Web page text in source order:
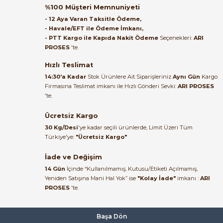
Satıcı ilgili ve çok yardım severdi
bundan mehmet bey ilgi ve
alakası için teşekkür ederim
22/06/2026
Kemal Toktaş | 20/06/2026
problemsiz geçti.
Kemal Toktaş | 20/06/2026
Pakkens 1004010308 | Ø100mm 0-250°C Bi-Metal Termometre
1.008,99 TL
Pakkens 1004020206 | Ø100mm 0-160°C Bi-Metal Termometre
680,57 TL
615,78 TL
QUICK 10A. TYP.QHT 110-250V AC 50/60Hz QUICK QHT-NO Pano
%100 Müşteri Memnuniyeti
- 12 Aya Varan Taksitle Ödeme,
- Havale/EFT ile Ödeme İmkanı,
- PTT Kargo ile Kapıda Nakit Ödeme Seçenekleri: ARI
PROSES 'te.
Hızlı Teslimat
14:30'a Kadar Stok Ürünlere Ait Siparişleriniz Aynı Gün Kargo
Firmasına Teslimat imkanı ile Hızlı Gönderi Sevki: ARI PROSES
'te.
Ücretsiz Kargo
30 Kg/Desi'ye kadar seçili ürünlerde, Limit Üzeri Tüm
Türkiye'ye: "Ücretsiz Kargo"
İade ve Değişim
14 Gün İçinde “Kullanılmamış, Kutusu/Etiketi Açılmamış,
Yeniden Satışına Mani Hal Yok” ise "Kolay İade" imkanı : ARI
PROSES 'te.
Başa Dön